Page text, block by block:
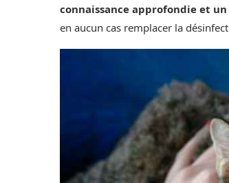
connaissance approfondie et
en aucun cas remplacer la